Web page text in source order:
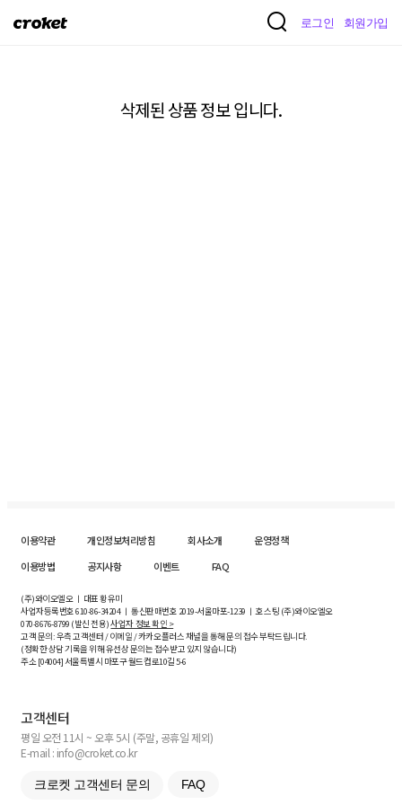
크
로그인 회원가입
삭제된 상품 정보 입니다.
이용약관 개인정보처리방침 회사소개
운영정책
이용방법
공지사항 이벤트 FAQ
(주)와이오엘오 ㅣ 대표 황유미
사업자등록번호610-86-34204ㅣ 통신판매번호 2019-서울마포-1239 ㅣ 호스팅 (주)와이오엘오
070-8676-8799 (발신 전용)사업자 정보 확인 >
고객 문의: 우측 고객센터 / 이메일 / 카카오플러스 채널을 통해 문의 접수 부탁드립니다.
(정확한 상담 기록을 위해 유선상 문의는 접수받고 있지 않습니다)
주소 [04004] 서울특별시 마포구 월드컵로10길5-6
고객센터
평일 오전 11시 ~ 오후 5시 (주말, 공휴일 제외)
E-mail : info@croket.co.kr
크로켓 고객센터 문의 FAQ